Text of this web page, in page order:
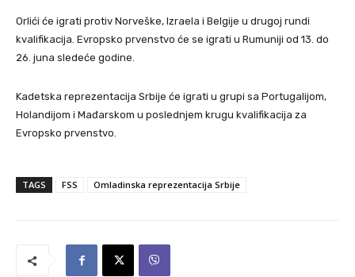
Orlići će igrati protiv Norveške, Izraela i Belgije u drugoj rundi
kvalifikacija. Evropsko prvenstvo će se igrati u Rumuniji od 13. do
26. juna sledeće godine.
Kadetska reprezentacija Srbije će igrati u grupi sa Portugalijom,
Holandijom i Mađarskom u poslednjem krugu kvalifikacija za
Evropsko prvenstvo.
TAGS FSS Omladinska reprezentacija Srbije